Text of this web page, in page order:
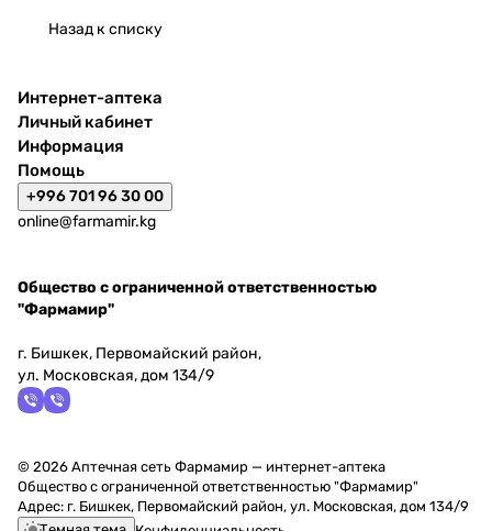
Назад к списку
Интернет-аптека
Личный кабинет
Информация
Помощь
+996 701 96 30 00
online@farmamir.kg
Общество с ограниченной ответственностью
"Фармамир"
г. Бишкек, Первомайский район,
ул. Московская, дом 134/9
© 2026 Аптечная сеть Фармамир — интернет-аптека
Общество с ограниченной ответственностью "Фармамир"
Адрес: г. Бишкек, Первомайский район, ул. Московская, дом 134/9